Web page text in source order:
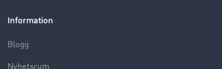
Information
Blogg
Nyhetsrum